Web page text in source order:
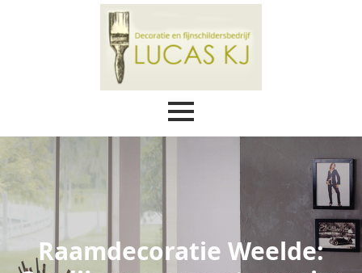
Raamdecoratie Weelde: